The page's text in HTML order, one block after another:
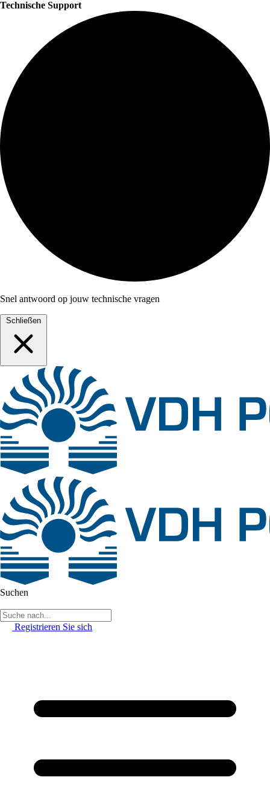
Technische Support
Snel antwoord op jouw technische vragen
Schließen
Suchen
Registrieren Sie sich